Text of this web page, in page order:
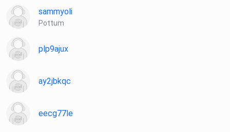
sammyoli
Pottum
plp9ajux
ay2jbkqc
eecg77le